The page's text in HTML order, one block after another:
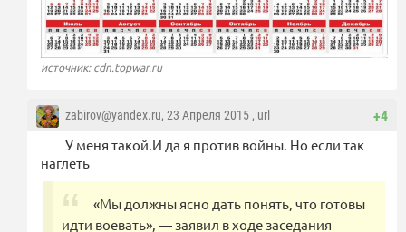
источник: cdn.topwar.ru
+4
zabirov@yandex.ru, 23 Апреля 2015 , url
У меня такой.И да я против войны. Но если так
наглеть
«Мы должны ясно дать понять, что готовы
идти воевать», — заявил в ходе заседания